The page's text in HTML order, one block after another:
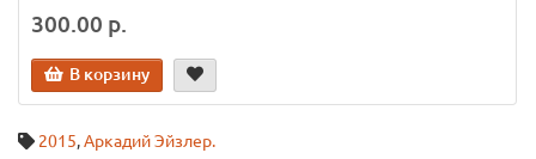
300.00 р.
В корзину
2015,Аркадий Эйзлер.